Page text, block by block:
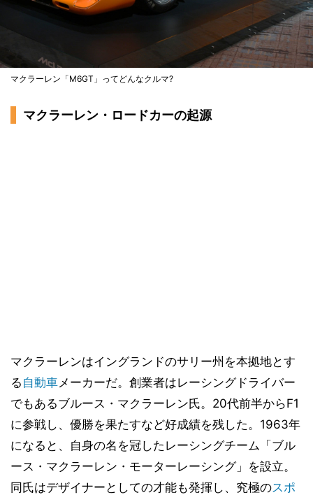
マクラーレン「M6GT」ってどんなクルマ?
マクラーレン・ロードカーの起源
マクラーレンはイングランドのサリー州を本拠地とす
る 自動車 メーカーだ。創業者はレーシングドライバー
でもあるブルース・マクラーレン氏。20代前半からF1
に参戦し、優勝を果たすなど好成績を残した。1963年
になると、自身の名を冠したレーシングチーム「ブル
ース・マクラーレン・モーターレーシング」を設立。
同氏はデザイナーとしての才能も発揮し、究極のスポ